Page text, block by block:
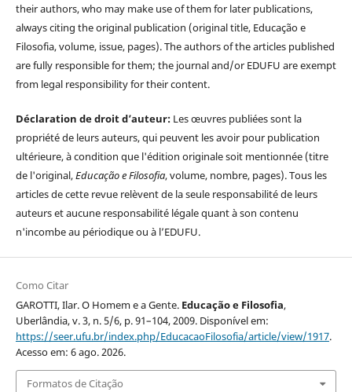
their authors, who may make use of them for later publications,
always citing the original publication (original title, Educação e
Filosofia, volume, issue, pages). The authors of the articles published
are fully responsible for them; the journal and/or EDUFU are exempt
from legal responsibility for their content.
Déclaration de droit d’auteur: Les œuvres publiées sont la
propriété de leurs auteurs, qui peuvent les avoir pour publication
ultérieure, à condition que l'édition originale soit mentionnée (titre
de l'original,Educação e Filosofia, volume, nombre, pages). Tous les
articles de cette revue relèvent de la seule responsabilité de leurs
auteurs et aucune responsabilité légale quant à son contenu
n'incombe au périodique ou à l’EDUFU.
Como Citar
GAROTTI, Ilar. O Homem e a Gente. Educação e Filosofia,
Uberlândia, v. 3, n. 5/6, p. 91–104, 2009. Disponível em:
https://seer.ufu.br/index.php/EducacaoFilosofia/article/view/1917.
Acesso em: 6 ago. 2026.
Formatos de Citação